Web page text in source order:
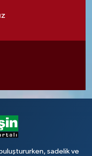
sadelik ve